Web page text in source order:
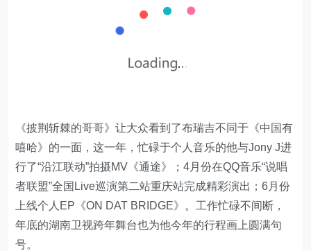
《披荆斩棘的哥哥》让大众看到了布瑞吉不同于《中国有
嘻哈》的一面，这一年，忙碌于个人音乐的他与Jony J进
行了“沿江联动”拍摄MV《通途》；4月份在QQ音乐“说唱
者联盟”全国Live巡演第二站重庆站完成精彩演出；6月份
上线个人EP《ON DAT BRIDGE》。工作忙碌不间断，
年底的湖南卫视跨年舞台也为他今年的行程画上圆满句
号。